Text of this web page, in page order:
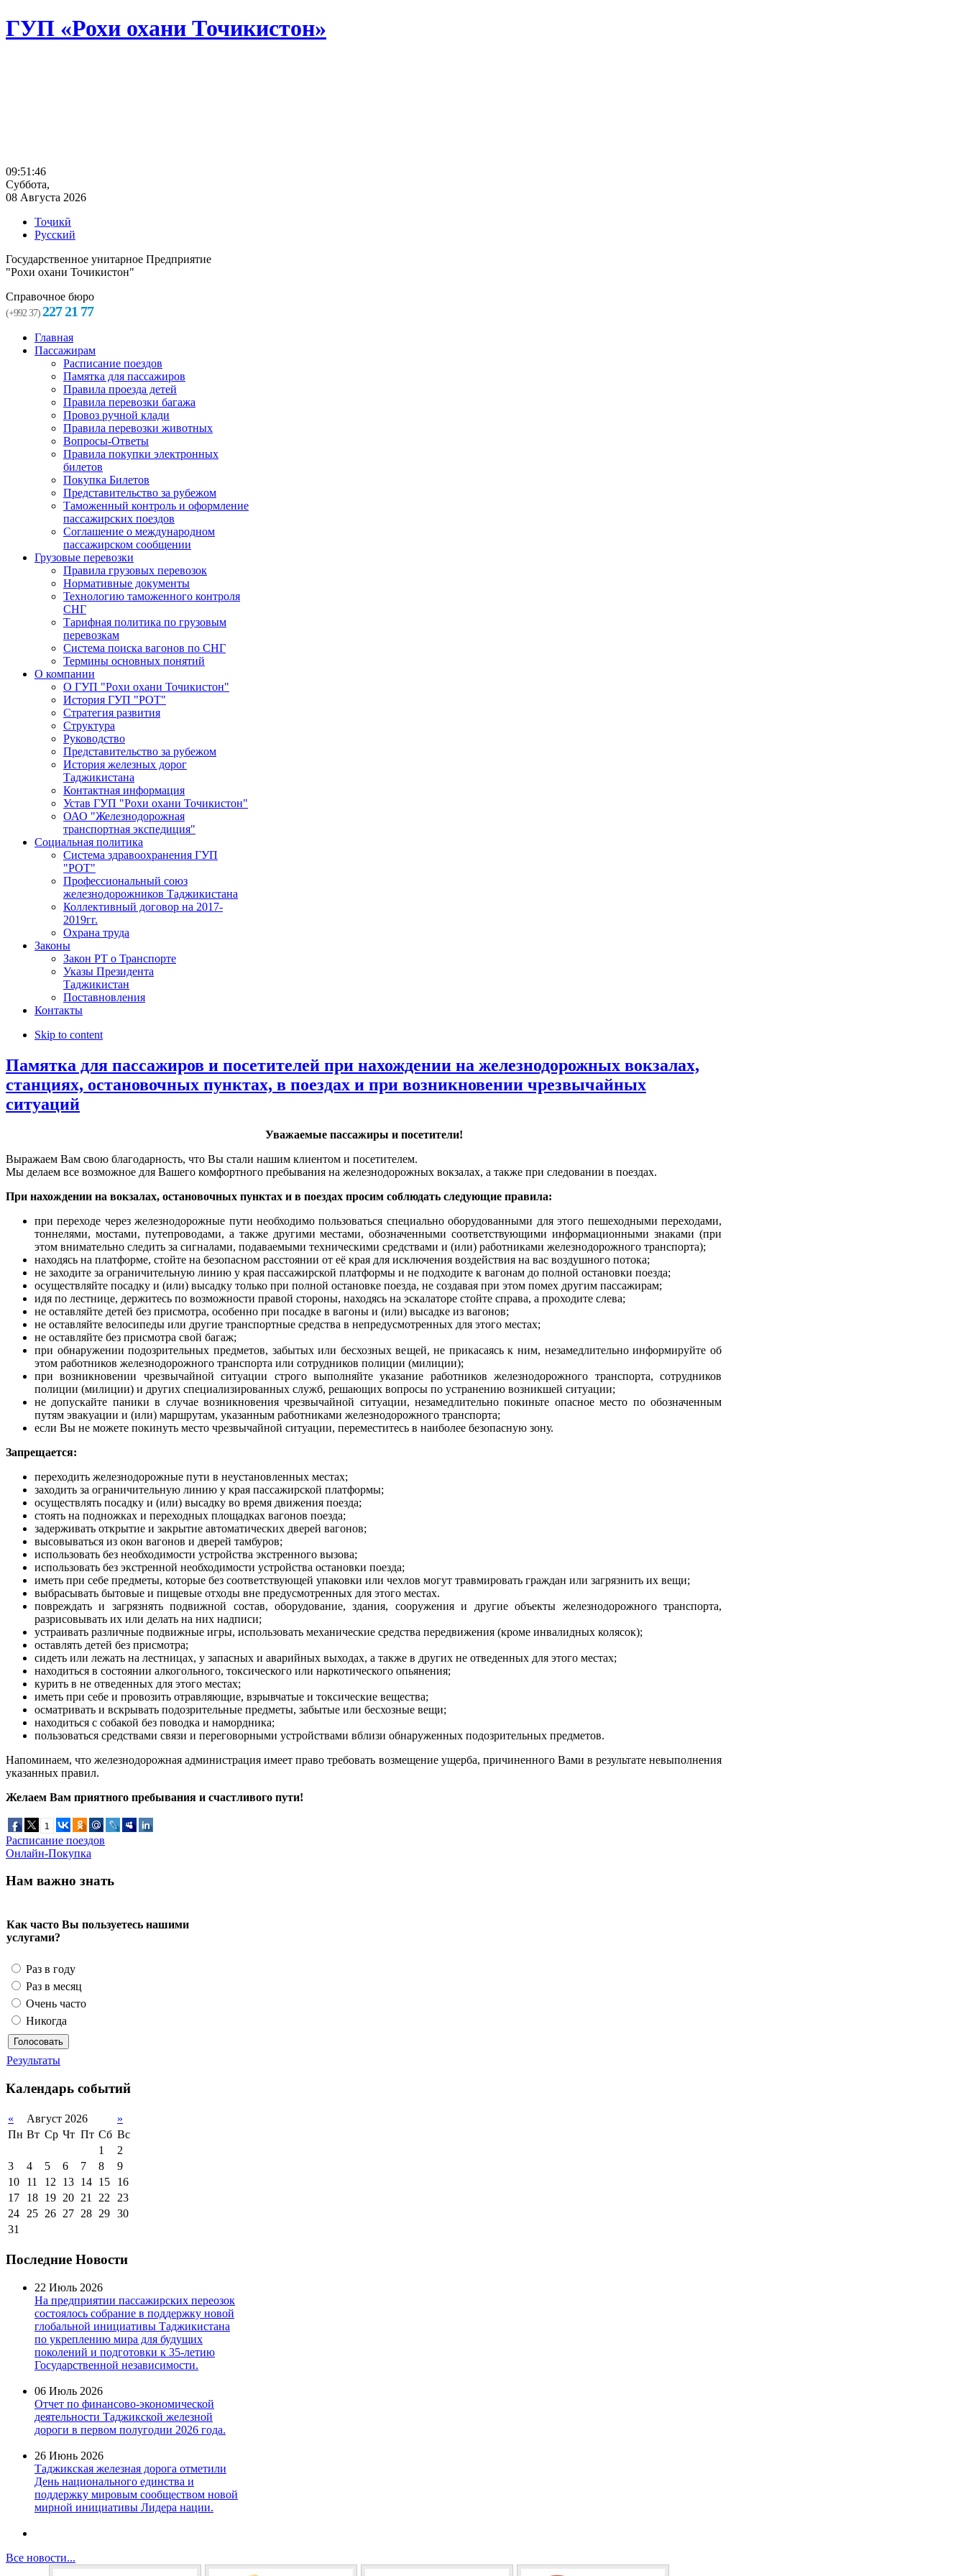
ГУП «Рохи охани Точикистон»
09:51:47
Суббота,
08 Августа 2026
Тоҷикӣ
Русский
Государственное унитарное Предприятие
"Рохи охани Точикистон"
Справочное бюро
(+992 37) 227 21 77
Главная
Пассажирам
Расписание поездов
Памятка для пассажиров
Правила проезда детей
Правила перевозки багажа
Провоз ручной клади
Правила перевозки животных
Вопросы-Ответы
Правила покупки электронных
билетов
Покупка Билетов
Представительство за рубежом
Таможенный контроль и оформление
пассажирских поездов
Соглашение о международном
пассажирском сообщении
Грузовые перевозки
Правила грузовых перевозок
Нормативные документы
Технологию таможенного контроля
СНГ
Тарифная политика по грузовым
перевозкам
Система поиска вагонов по СНГ
Термины основных понятий
О компании
О ГУП "Рохи охани Точикистон"
История ГУП "РОТ"
Стратегия развития
Структура
Руководство
Представительство за рубежом
История железных дорог
Таджикистана
Контактная информация
Устав ГУП "Рохи охани Точикистон"
ОАО "Железнодорожная
транспортная экспедиция"
Социальная политика
Система здравоохранения ГУП
"РОТ"
Профессиональный союз
железнодорожников Таджикистана
Коллективный договор на 2017-
2019гг.
Охрана труда
Законы
Закон РТ о Транспорте
Указы Президента
Таджикистан
Поставновления
Контакты
Skip to content
Памятка для пассажиров и посетителей при нахождении на железнодорожных вокзалах,
станциях, остановочных пунктах, в поездах и при возникновении чрезвычайных
ситуаций
Уважаемые пассажиры и посетители!
Выражаем Вам свою благодарность, что Вы стали нашим клиентом и посетителем.
Мы делаем все возможное для Вашего комфортного пребывания на железнодорожных вокзалах, а также при следовании в поездах.
При нахождении на вокзалах, остановочных пунктах и в поездах просим соблюдать следующие правила:
при переходе через железнодорожные пути необходимо пользоваться специально оборудованными для этого пешеходными переходами,
тоннелями, мостами, путепроводами, а также другими местами, обозначенными соответствующими информационными знаками (при
этом внимательно следить за сигналами, подаваемыми техническими средствами и (или) работниками железнодорожного транспорта);
находясь на платформе, стойте на безопасном расстоянии от её края для исключения воздействия на вас воздушного потока;
не заходите за ограничительную линию у края пассажирской платформы и не подходите к вагонам до полной остановки поезда;
осуществляйте посадку и (или) высадку только при полной остановке поезда, не создавая при этом помех другим пассажирам;
идя по лестнице, держитесь по возможности правой стороны, находясь на эскалаторе стойте справа, а проходите слева;
не оставляйте детей без присмотра, особенно при посадке в вагоны и (или) высадке из вагонов;
не оставляйте велосипеды или другие транспортные средства в непредусмотренных для этого местах;
не оставляйте без присмотра свой багаж;
при обнаружении подозрительных предметов, забытых или бесхозных вещей, не прикасаясь к ним, незамедлительно информируйте об
этом работников железнодорожного транспорта или сотрудников полиции (милиции);
при возникновении чрезвычайной ситуации строго выполняйте указание работников железнодорожного транспорта, сотрудников
полиции (милиции) и других специализированных служб, решающих вопросы по устранению возникшей ситуации;
не допускайте паники в случае возникновения чрезвычайной ситуации, незамедлительно покиньте опасное место по обозначенным
путям эвакуации и (или) маршрутам, указанным работниками железнодорожного транспорта;
если Вы не можете покинуть место чрезвычайной ситуации, переместитесь в наиболее безопасную зону.
Запрещается:
переходить железнодорожные пути в неустановленных местах;
заходить за ограничительную линию у края пассажирской платформы;
осуществлять посадку и (или) высадку во время движения поезда;
стоять на подножках и переходных площадках вагонов поезда;
задерживать открытие и закрытие автоматических дверей вагонов;
высовываться из окон вагонов и дверей тамбуров;
использовать без необходимости устройства экстренного вызова;
использовать без экстренной необходимости устройства остановки поезда;
иметь при себе предметы, которые без соответствующей упаковки или чехлов могут травмировать граждан или загрязнить их вещи;
выбрасывать бытовые и пищевые отходы вне предусмотренных для этого местах.
повреждать и загрязнять подвижной состав, оборудование, здания, сооружения и другие объекты железнодорожного транспорта,
разрисовывать их или делать на них надписи;
устраивать различные подвижные игры, использовать механические средства передвижения (кроме инвалидных колясок);
оставлять детей без присмотра;
сидеть или лежать на лестницах, у запасных и аварийных выходах, а также в других не отведенных для этого местах;
находиться в состоянии алкогольного, токсического или наркотического опьянения;
курить в не отведенных для этого местах;
иметь при себе и провозить отравляющие, взрывчатые и токсические вещества;
осматривать и вскрывать подозрительные предметы, забытые или бесхозные вещи;
находиться с собакой без поводка и намордника;
пользоваться средствами связи и переговорными устройствами вблизи обнаруженных подозрительных предметов.
Напоминаем, что железнодорожная администрация имеет право требовать возмещение ущерба, причиненного Вами в результате невыполнения
указанных правил.
Желаем Вам приятного пребывания и счастливого пути!
1
Расписание поездов
Онлайн-Покупка
Нам важно знать
Как часто Вы пользуетесь нашими
услугами?
Раз в году
Раз в месяц
Очень часто
Никогда
Результаты
Календарь событий
« Август 2026
»
Пн Вт Ср Чт Пт Сб Вс
1
2
3
4 5 6 7 8
9
10
11 12 13 14 15
16
17
18 19 20 21 22
23
24
25 26 27 28 29 30
31
Последние Новости
22 Июль 2026
На предприятии пассажирских переозок
состоялось собрание в поддержку новой
глобальной инициативы Таджикистана
по укреплению мира для будущих
поколений и подготовки к 35-летию
Государственной независимости.
06 Июль 2026
Отчет по финансово-экономической
деятельности Таджикской железной
дороги в первом полугодии 2026 года.
26 Июнь 2026
Таджикская железная дорога отметили
День национального единства и
поддержку мировым сообществом новой
мирной инициативы Лидера нации.
Все новости...